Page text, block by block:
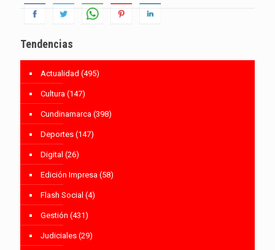
Tendencias
Actualidad (495)
Cultura (147)
Cundinamarca (398)
Deportes (147)
Digital (26)
Edición Impresa (58)
Flash Social (4)
Gestión (431)
Judiciales (29)